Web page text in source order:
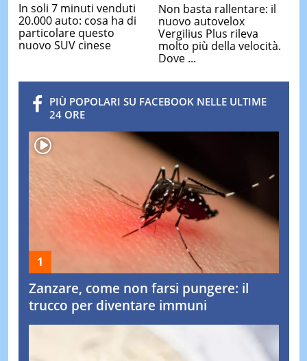
In soli 7 minuti venduti
20.000 auto: cosa ha di
particolare questo
nuovo SUV cinese
Non basta rallentare: il
nuovo autovelox
Vergilius Plus rileva
molto più della velocità.
Dove ...
PIÙ POPOLARI SU FACEBOOK NELLE ULTIME
24 ORE
Zanzare, come non farsi pungere: il
trucco per diventare immuni